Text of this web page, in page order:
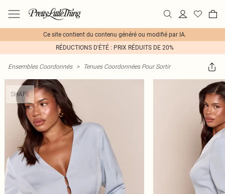
Ce site contient du contenu généré ou modifié par IA.
RÉDUCTIONS D'ÉTÉ : PRIX RÉDUITS DE 20%
Ensembles Coordonnés > Tenues Coordonnées Pour Sortir
SHAPE